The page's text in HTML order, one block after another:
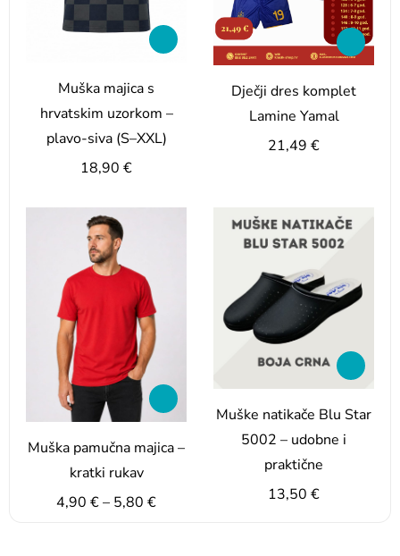
Muška majica s
hrvatskim uzorkom –
plavo-siva (S–XXL)
18,90 €
Dječji dres komplet
Lamine Yamal
21,49 €
Muška pamučna majica –
kratki rukav
4,90 €– 5,80 €
Muške natikače Blu Star
5002 – udobne i
praktične
13,50 €